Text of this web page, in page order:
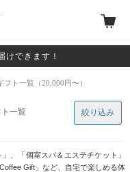
けできます！
ト一覧（20,000円〜）
一覧
、「個室スパ＆エステチケット」
Gift」など、自宅で楽しめる体
絞り込み